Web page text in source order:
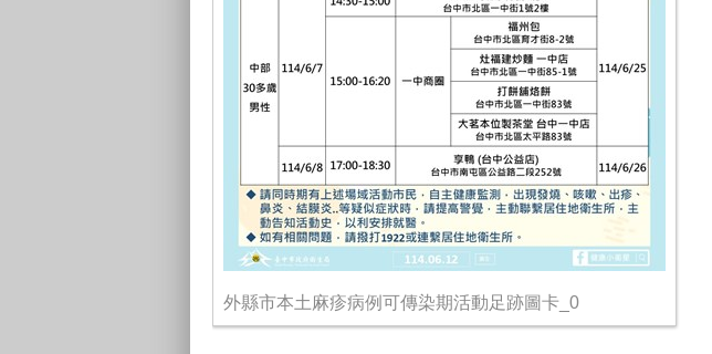
外縣市本土麻疹病例可傳染期活動足跡圖卡_0